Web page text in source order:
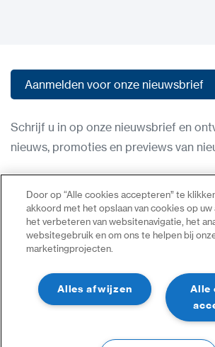
Aanmelden voor onze nieuwsbrief
Schrijf u in op onze nieuwsbrief en
nieuws, promoties en previews van
Gebruiksvoorwaarden
Privacybeleid
Neem contact op
Inloggen
Sitemap
Door op “Alle cookies accepteren” te
akkoord met het opslaan van cookies op
het verbeteren van websitenavigatie, het
websitegebruik en om ons te helpen bij
marketingprojecten.
Alle
Alles afwijzen